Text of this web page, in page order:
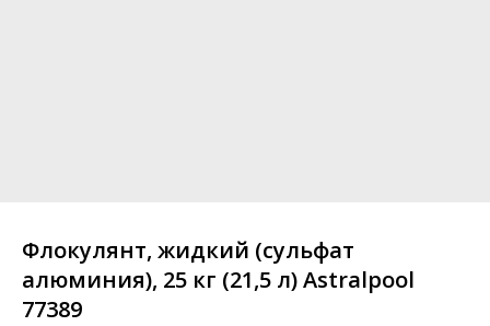
Флокулянт, жидкий (сульфат
алюминия), 25 кг (21,5 л) Astralpool
77389